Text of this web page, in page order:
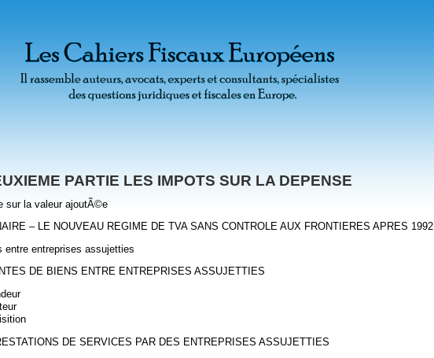
PARTIE LES IMPOTS SUR LA DEPENSE
sur la valeur ajoutÃ©e
– LE NOUVEAU REGIME DE TVA SANS CONTROLE AUX FRONTIERES APRES 1992
entre entreprises assujetties
DE BIENS ENTRE ENTREPRISES ASSUJETTIES
DE SERVICES PAR DES ENTREPRISES ASSUJETTIES